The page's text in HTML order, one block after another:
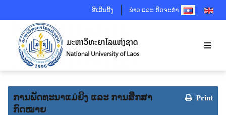
ອີເລີນນີ້ງ ຂ່າວ ແລະ ກິດຈະກຳSELECT YOUR
Print
ການພັດທະນາແມ່ຍິງ ແລະ ການສຶກສາ
ກົດໝາຍ